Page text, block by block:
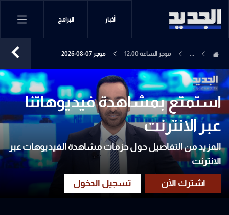
أخبار البرامج
... موجز الساعة 12:00 موجز 07-08-2026
استمتع بمشاهدة فيديوهاتنا
عبر الانترنت
المزيد من التفاصيل حول حزمات مشاهدة الفيديوهات عبر
الانترنت